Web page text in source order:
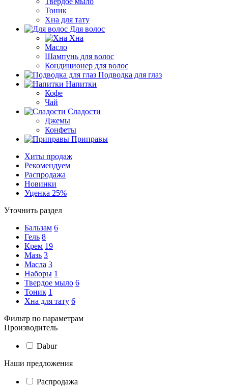
Тоник
Хна для тату
Для волос
Хна
Масло
Шампунь для волос
Кондиционер для волос
Подводка для глаз
Напитки
Кофе
Чай
Сладости
Джемы
Конфеты
Приправы
Хиты продаж
Рекомендуем
Распродажа
Новинки
Уценка 25%
Уточнить раздел
Бальзам 6
Гель 8
Крем 19
Мазь 3
Масла 3
Наборы 1
Твердое мыло 6
Тоник 1
Хна для тату 6
Фильтр по параметрам
Производитель
Dabur
Наши предложения
Распродажа